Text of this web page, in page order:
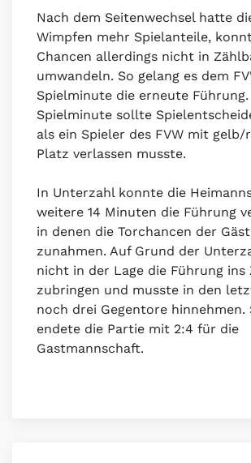
Nach dem Seitenwechsel hatte
Wimpfen mehr Spielanteile,
Chancen allerdings nicht in
umwandeln. So gelang es dem
Spielminute die erneute Führung.
Spielminute sollte
als ein Spieler des FVW mit gelb/
Platz verlassen musste.
In Unterzahl konnte die
weitere 14 Minuten die Führung
in denen die Torchancen der
zunahmen. Auf Grund der
nicht in der Lage die Führung ins
zubringen und musste in den
noch drei Gegentore hinnehmen.
endete die Partie mit 2:4 für die
Gastmannschaft.